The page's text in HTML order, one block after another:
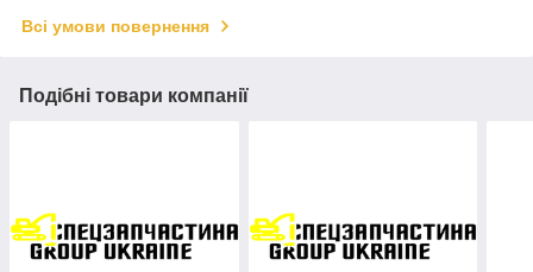
Всі умови повернення
Подібні товари компанії